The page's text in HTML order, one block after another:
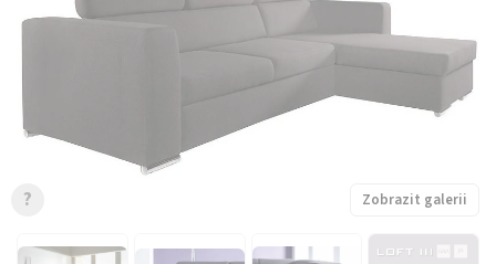
Zobrazit galerii
?